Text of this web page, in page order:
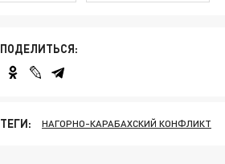
ПОДЕЛИТЬСЯ:
ТЕГИ: НАГОРНО-КАРАБАХСКИЙ КОНФЛИКТ